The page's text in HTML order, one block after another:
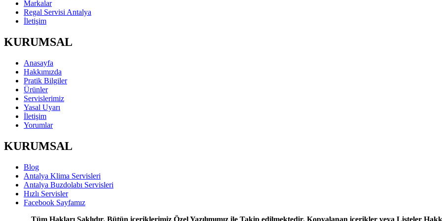
Markalar
Regal Servisi Antalya
İletişim
KURUMSAL
Anasayfa
Hakkımızda
Pratik Bilgiler
Ürünler
Servislerimiz
Yasal Uyarı
İletişim
Yorumlar
KURUMSAL
Blog
Antalya Klima Servisleri
Antalya Buzdolabı Servisleri
Hızlı Servisler
Facebook Sayfamız
Tüm Hakları Saklıdır. Bütün içeriklerimiz Özel Yazılımımız ile Takip edilmektedir. Kopyalanan içerikler veya Listeler